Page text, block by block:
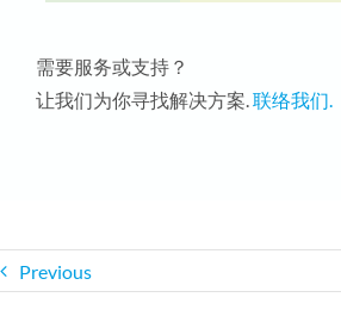
需要服务或支持？
让我们为你寻找解决方案.联络我们.
Previous